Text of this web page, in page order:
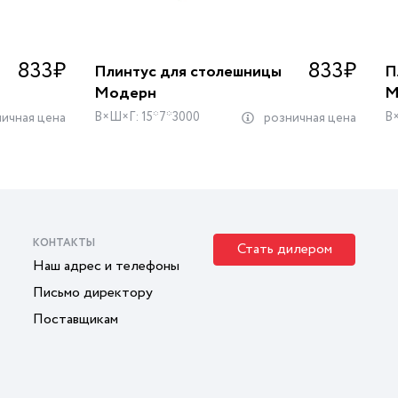
833₽
цена
Плинтус для столешницы
Модерн
833₽
В×Ш×Г: 15*7*3000 розничная цена
КОНТАКТЫ
Наш адрес и телефоны
Письмо директору
Поставщикам
Стать дилером